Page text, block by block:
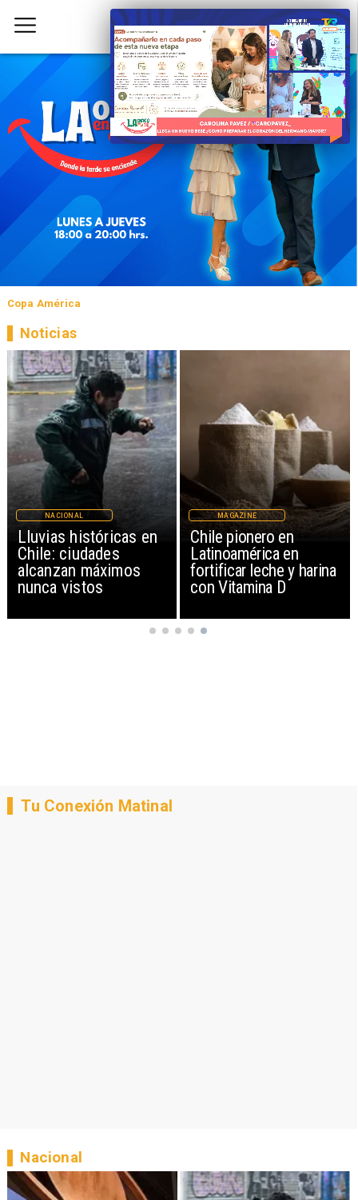
Copa América
Lluvias históricas en
Chile: ciudades
alcanzan máximos
nunca vistos
NACIONAL
Chile pionero en
Latinoamérica en
fortificar leche y harina
con Vitamina D
MAGAZINE
Noticias
Tu Conexión Matinal
Nacional